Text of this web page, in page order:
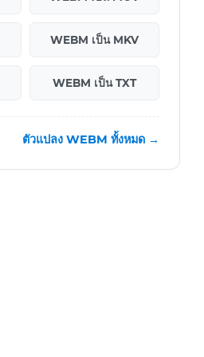
WEBM เป็น MKV
WEBM เป็น TXT
ตัวแปลง WEBM ทั้งหมด →